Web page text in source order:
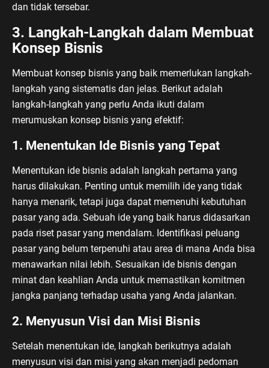
dan tidak tersebar.
3. Langkah-Langkah dalam Membuat
Konsep Bisnis
Membuat konsep bisnis yang baik memerlukan langkah-
langkah yang sistematis dan jelas. Berikut adalah
langkah-langkah yang perlu Anda ikuti dalam
merumuskan konsep bisnis yang efektif:
1. Menentukan Ide Bisnis yang Tepat
Menentukan ide bisnis adalah langkah pertama yang
harus dilakukan. Penting untuk memilih ide yang tidak
hanya menarik, tetapi juga dapat memenuhi kebutuhan
pasar yang ada. Sebuah ide yang baik harus didasarkan
pada riset pasar yang mendalam. Identifikasi peluang
pasar yang belum terpenuhi atau area di mana Anda bisa
menawarkan nilai lebih. Sesuaikan ide bisnis dengan
minat dan keahlian Anda untuk memastikan komitmen
jangka panjang terhadap usaha yang Anda jalankan.
2. Menyusun Visi dan Misi Bisnis
Setelah menentukan ide, langkah berikutnya adalah
menyusun visi dan misi yang akan menjadi pedoman